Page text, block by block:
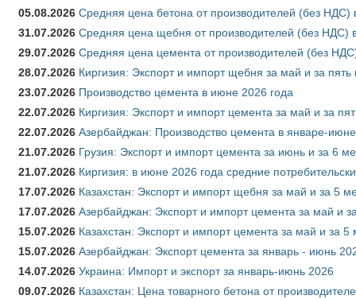
05.08.2026 Средняя цена бетона от производителей (без НДС)
31.07.2026 Средняя цена щебня от производителей (без НДС)
29.07.2026 Средняя цена цемента от производителей (без
28.07.2026 Киргизия: Экспорт и импорт щебня за май и за
23.07.2026 Производство цемента в июне 2026 года
22.07.2026 Киргизия: Экспорт и импорт цемента за май и за
22.07.2026 Азербайджан: Производство цемента в январе-
21.07.2026 Грузия: Экспорт и импорт цемента за июнь и за 6
21.07.2026 Киргизия: в июне 2026 года средние
17.07.2026 Казахстан: Экспорт и импорт щебня за май и за 5
17.07.2026 Азербайджан: Экспорт и импорт цемента за май и
15.07.2026 Казахстан: Экспорт и импорт цемента за май и за
15.07.2026 Азербайджан: Экспорт цемента за январь - июнь
14.07.2026 Украина: Импорт и экспорт за январь-июнь 2026
09.07.2026 Казахстан: Цена товарного бетона от